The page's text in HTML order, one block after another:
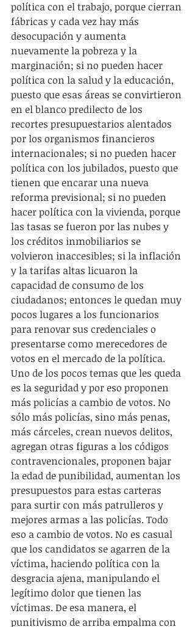
política con el trabajo, porque cierran
fábricas y cada vez hay más
desocupación y aumenta
nuevamente la pobreza y la
marginación; si no pueden hacer
política con la salud y la educación,
puesto que esas áreas se convirtieron
en el blanco predilecto de los
recortes presupuestarios alentados
por los organismos financieros
internacionales; si no pueden hacer
política con los jubilados, puesto que
tienen que encarar una nueva
reforma previsional; si no pueden
hacer política con la vivienda, porque
las tasas se fueron por las nubes y
los créditos inmobiliarios se
volvieron inaccesibles; si la inflación
y la tarifas altas licuaron la
capacidad de consumo de los
ciudadanos; entonces le quedan muy
pocos lugares a los funcionarios
para renovar sus credenciales o
presentarse como merecedores de
votos en el mercado de la política.
Uno de los pocos temas que les queda
es la seguridad y por eso proponen
más policías a cambio de votos. No
sólo más policías, sino más penas,
más cárceles, crean nuevos delitos,
agregan otras figuras a los códigos
contravencionales, proponen bajar
la edad de punibilidad, aumentan los
presupuestos para estas carteras
para surtir con más patrulleros y
mejores armas a las policías. Todo
eso a cambio de votos. No es casual
que los candidatos se agarren de la
víctima, haciendo política con la
desgracia ajena, manipulando el
legítimo dolor que tienen las
víctimas. De esa manera, el
punitivismo de arriba empalma con